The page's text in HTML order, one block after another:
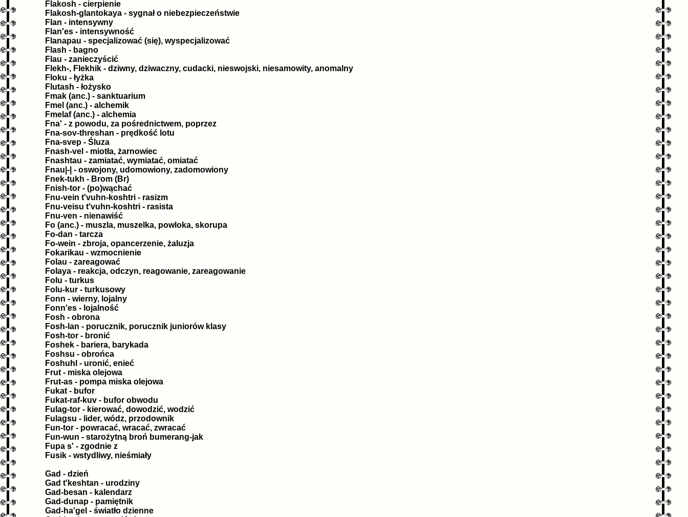
Flakosh - cierpienie
Flakosh-glantokaya - sygnał o niebezpieczeństwie
Flan - intensywny
Flan'es - intensywność
Flanapau - specjalizować (się), wyspecjalizować
Flash - bagno
Flau - zanieczyścić
Flekh-, Flekhik - dziwny, dziwaczny, cudacki, nieswojski, niesamowity, anomalny
Floku - łyżka
Flutash - łożysko
Fmak (anc.) - sanktuarium
Fmel (anc.) - alchemik
Fmelaf (anc.) - alchemia
Fna' - z powodu, za pośrednictwem, poprzez
Fna-sov-threshan - prędkość lotu
Fna-svep - Śluza
Fnash-vel - miotła, żarnowiec
Fnashtau - zamiatać, wymiatać, omiatać
Fnau|-| - oswojony, udomowiony, zadomowiony
Fnek-tukh - Brom (Br)
Fnish-tor - (po)wąchać
Fnu-vein t'vuhn-koshtri - rasizm
Fnu-veisu t'vuhn-koshtri - rasista
Fnu-ven - nienawiść
Fo (anc.) - muszla, muszelka, powloka, skorupa
Fo-dan - tarcza
Fo-wein - zbroja, opancerzenie, żaluzja
Fokarikau - wzmocnienie
Folau - zareagować
Folaya - reakcja, odczyn, reagowanie, zareagowanie
Folu - turkus
Folu-kur - turkusowy
Fonn - wierny, lojalny
Fonn'es - lojalność
Fosh - obrona
Fosh-lan - porucznik, porucznik juniorów klasy
Fosh-tor - bronić
Foshek - bariera, barykada
Foshsu - obrońca
Foshuhl - uronić, enieć
Frut - miska olejowa
Frut-as - pompa miska olejowa
Fukat - bufor
Fukat-raf-kuv - bufor obwodu
Fulag-tor - kierować, dowodzić, wodzić
Fulagsu - lider, wódz, przodownik
Fun-tor - powracać, wracać, zwracać
Fun-wun - starożytną broń bumerang-jak
Fupa s' - zgodnie z
Fusik - wstydliwy, nieśmiały
Gad - dzień
Gad t'keshtan - urodziny
Gad-besan - kalendarz
Gad-dunap - pamiętnik
Gad-ha'gel - światło dzienne